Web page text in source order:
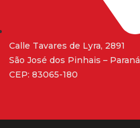
Calle Tavares de Lyra, 2891
São José dos Pinhais – Paraná
CEP: 83065-180